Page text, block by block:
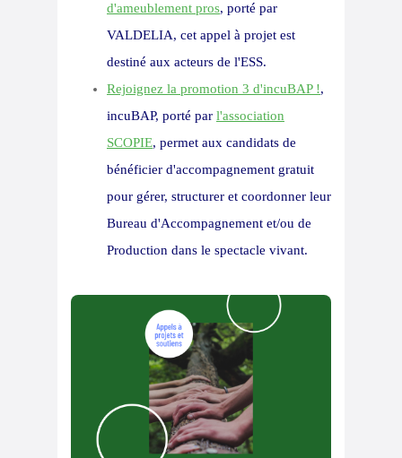
d'ameublement pros, porté par
VALDELIA, cet appel à projet est
destiné aux acteurs de l'ESS.
Rejoignez la promotion 3 d'incuBAP !,
incuBAP, porté par l'association
SCOPIE, permet aux candidats de
bénéficier d'accompagnement gratuit
pour gérer, structurer et coordonner leur
Bureau d'Accompagnement et/ou de
Production dans le spectacle vivant.